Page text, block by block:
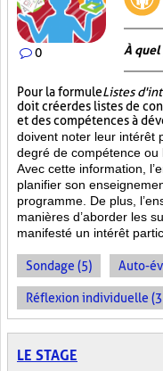
0 À
Pour la formuleListes
doit créer des listes de
et des compétences à
doivent noter leur intérêt
degré de compétence ou
Avec cette information,
planifier son
programme. De plus,
manières d’aborder les
manifesté un intérêt
Sondage (5) Auto-
Réflexion individuelle
LE STAGE